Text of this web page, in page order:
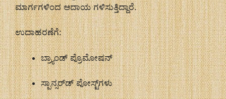
ಮಾರ್ಗಗಳಿಂದ ಆದಾಯ ಗಳಿಸುತ್ತಿದ್ದಾರೆ.
ಉದಾಹರಣೆಗೆ:
ಬ್ರ್ಯಾಂಡ್ ಪ್ರೊಮೋಷನ್
ಸ್ಪಾನ್ಸರ್‌ಡ್ ಪೋಸ್ಟ್‌ಗಳು